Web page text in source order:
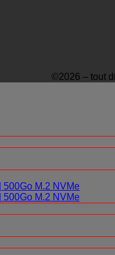
©2026 – tout
500Go M.2 NVMe
500Go M.2 NVMe